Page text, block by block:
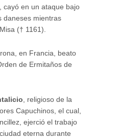
cayó en un ataque bajo
daneses mientras
(† 1161).
en Francia, beato
de Ermitaños de
, religioso de la
Capuchinos, el cual,
ejerció el trabajo
eterna durante